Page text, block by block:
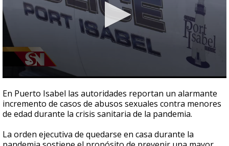
seconds
of
3
minutes,
seconds
En Puerto Isabel las autoridades reportan un alarmante
incremento de casos de abusos sexuales contra menores
de edad durante la crisis sanitaria de la pandemia.
La orden ejecutiva de quedarse en casa durante la